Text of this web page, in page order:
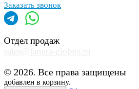
Заказать звонок
Отдел продаж
© 2026. Все права защищены
добавлен в корзину.